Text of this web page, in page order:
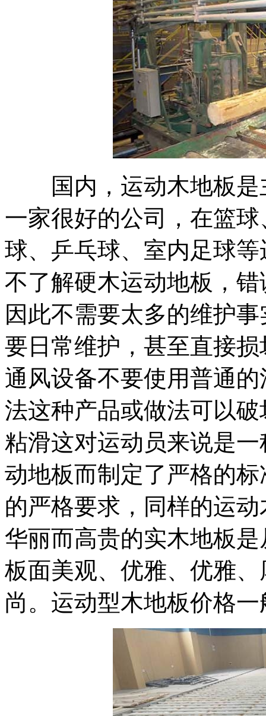
国内，运动木地板是
一家很好的公司，在篮
球、乒乓球、室内足球
不了解硬木运动地板，
因此不需要太多的维护
要日常维护，甚至直接
通风设备不要使用普通
法这种产品或做法可以
粘滑这对运动员来说是
动地板而制定了严格的
的严格要求，同样的运
华丽而高贵的实木地板
板面美观、优雅、优雅
尚。运动型木地板价格